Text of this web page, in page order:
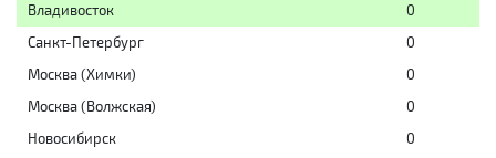
Владивосток
0
Санкт-Петербург
0
Москва (Химки)
0
Москва (Волжская)
0
Новосибирск
0